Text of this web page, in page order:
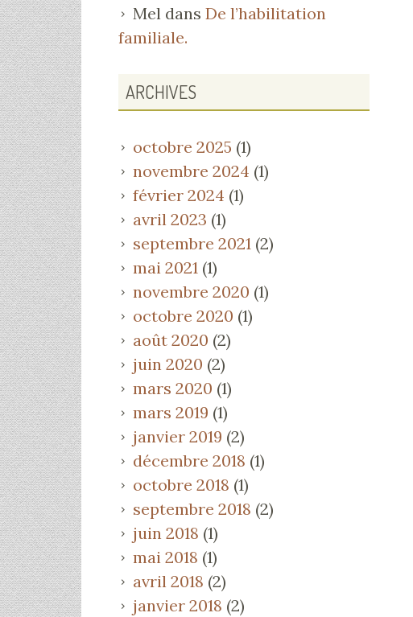
Mel dans De l’habilitation
familiale.
ARCHIVES
octobre 2025 (1)
novembre 2024 (1)
février 2024 (1)
avril 2023 (1)
septembre 2021(2)
mai 2021(1)
novembre 2020 (1)
octobre 2020 (1)
août 2020 (2)
juin 2020 (2)
mars 2020 (1)
mars 2019 (1)
janvier 2019 (2)
décembre 2018 (1)
octobre 2018 (1)
septembre 2018 (2)
juin 2018 (1)
mai 2018 (1)
avril 2018 (2)
janvier 2018 (2)